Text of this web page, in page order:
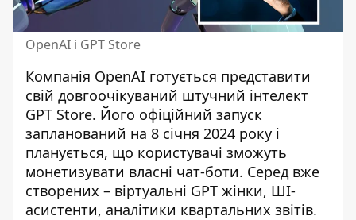
OpenAI і GPT Store
Компанія OpenAI готується представити
свій довгоочікуваний штучний інтелект
GPT Store. Його офіційний запуск
запланований на 8 січня 2024 року і
планується, що користувачі зможуть
монетизувати власні чат-боти. Серед вже
створених – віртуальні GPT жінки, ШІ-
асистенти, аналітики квартальних звітів.